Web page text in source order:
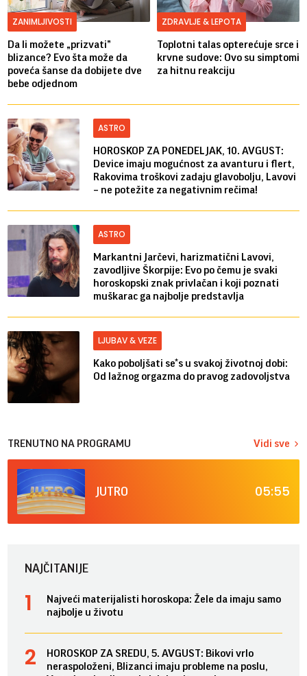
ZANIMLJIVOSTI
Da li možete „prizvati”
blizance? Evo šta može da
poveća šanse da dobijete dve
bebe odjednom
ZDRAVLJE & LEPOTA
Toplotni talas opterećuje srce i
krvne sudove: Ovo su simptomi
za hitnu reakciju
ASTRO
HOROSKOP ZA PONEDELJAK, 10. AVGUST:
Device imaju mogućnost za avanturu i flert,
Rakovima troškovi zadaju glavobolju, Lavovi
– ne potežite za negativnim rečima!
ASTRO
Markantni Jarčevi, harizmatični Lavovi,
zavodljive Škorpije: Evo po čemu je svaki
horoskopski znak privlačan i koji poznati
muškarac ga najbolje predstavlja
LJUBAV & VEZE
Kako poboljšati se*s u svakoj životnoj dobi:
Od lažnog orgazma do pravog zadovoljstva
TRENUTNO NA PROGRAMU Vidi sve
JUTRO 05:55
NAJČITANIJE
Najveći materijalisti horoskopa: Žele da imaju samo
najbolje u životu
HOROSKOP ZA SREDU, 5. AVGUST: Bikovi vrlo
neraspoloženi, Blizanci imaju probleme na poslu,